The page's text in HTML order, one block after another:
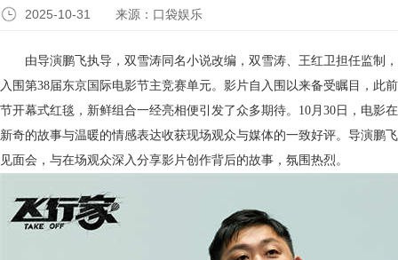
2025-10-31 来源：口袋娱乐
由导演鹏飞执导，双雪涛同名小说改编，双雪涛、王红卫担任监制
入围第38届东京国际电影节主竞赛单元。影片自入围以来备受瞩目，此
节开幕式红毯，新鲜组合一经亮相便引发了众多期待。10月30日，电影
新奇的故事与温暖的情感表达收获现场观众与媒体的一致好评。导演鹏
见面会，与在场观众深入分享影片创作背后的故事，氛围热烈。